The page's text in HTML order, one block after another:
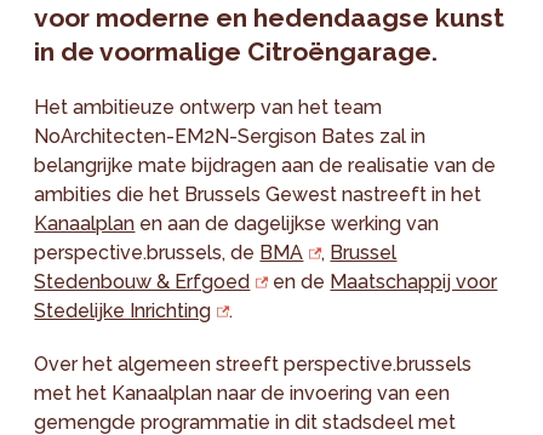
voor moderne en hedendaagse kunst
in de voormalige Citroëngarage.
Het ambitieuze ontwerp van het team
NoArchitecten-EM2N-Sergison Bates zal in
belangrijke mate bijdragen aan de realisatie van de
ambities die het Brussels Gewest nastreeft in het
Kanaalplan en aan de dagelijkse werking van
perspective.brussels, de BMA , Brussel
Stedenbouw & Erfgoed
en de Maatschappij voor
Stedelijke Inrichting
.
Over het algemeen streeft perspective.brussels
met het Kanaalplan naar de invoering van een
gemengde programmatie in dit stadsdeel met